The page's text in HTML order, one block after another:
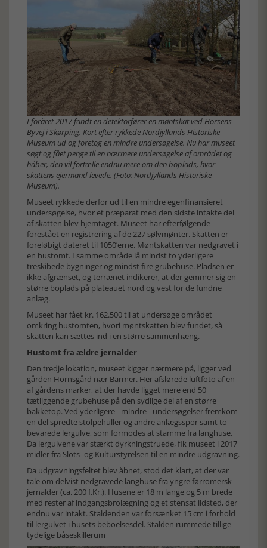
I foråret 2017 fandt en detektorfører en møntskat ved Horsens
Byvej i Skørping. Kort efter rykkede Nordjyllands Historiske
Museum ud og foretog en mindre undersøgelse. Nu har museet
søgt og fået penge til en nærmere undersøgelse af området og
håber, den vil fortælle endnu mere om den boplads, hvor
skattens ejermand levede. (Foto: Nordjyllands Historiske
Museum).
Museet rykkede derfor ud til en mindre egenfinansieret
undersøgelse, hvor et præparat med den sidste intakte del
af skatten blev hjemtaget. Museet har efterfølgende
forestået en registrering af de 227 sølvmønter. Skatten er
foreløbigt dateret til 1050’erne. Møntskatten var nedgravet i
en hustomt. I samme område lå mindst to yderligere
treskibede bygninger og mindst fire grubehuse. Pladsen er
ikke afgrænset, og terrænet indikerer, at der gemmer sig en
større boplads på plateauet nord og vest for de fundne
anlæg.
Museet har fået kr. 162.500 til at undersøge området
omkring hustomten, hvori møntskatten blev fundet, så
skatten kan sættes ind i en større sammenhæng.
Hustomt fra ældre jernalder
Den tredje lokation, museet kigger nærmere på, ligger ved
gården Hornsgård nær Barmer. Her afslørede luftfoto af en
af gårdens marker, at der havde ligget mere end 50
tætliggende grubehuse på den sydlige del af en større
bakketop. Ved yderligere - mindre - undersøgelser fremkom
en del spredte stolpehuller og andre anlægsspor samt to
bevarede lergulve, som formodes at stamme fra langhuse.
Da lergulvene var stærkt dyrkningstruede, fik museet i 2017
midler fra Slots- og Kulturstyrelsen til en mindre udgravning.
Da udgravningsfeltet blev åbnet, stod det klart, at der var
tale om delvist nedgravede langhuse fra yngre førromersk
jernalder (ca. 200 f.Kr.). Husene er 18 m lange og 5 m brede
med rester af indgangsbrolægning og et stensat ildsted, der
endnu var intakt. Staldenden var forsænket 15 cm i forhold
til lergulvet i husets beboelsesdel. Stalden rummede tillige
tydelige båseskillerum